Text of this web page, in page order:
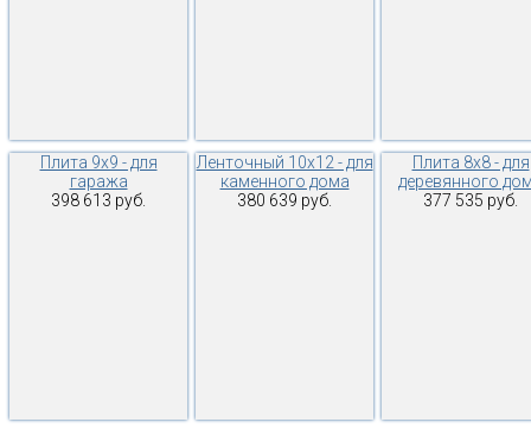
Плита 9х9 - для
гаража
398 613 руб.
Ленточный 10х12 - для
каменного дома
380 639 руб.
Плита 8х8 - для
деревянного
377 535 руб.